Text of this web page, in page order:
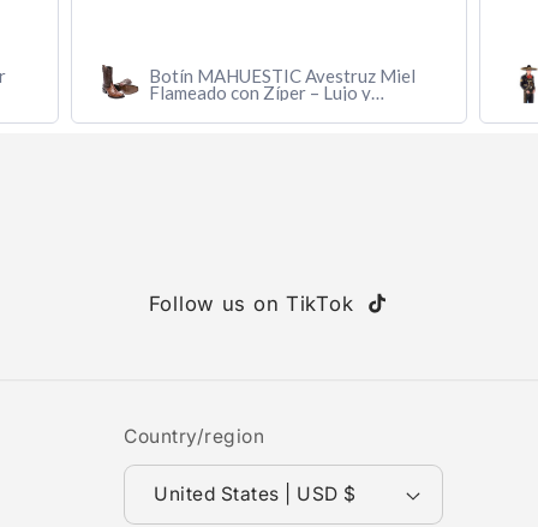
Botín MAHUESTIC Avestruz Miel
Flameado con Zíper – Lujo y
Follow us on TikTok
TikTok
Country/region
United States | USD $